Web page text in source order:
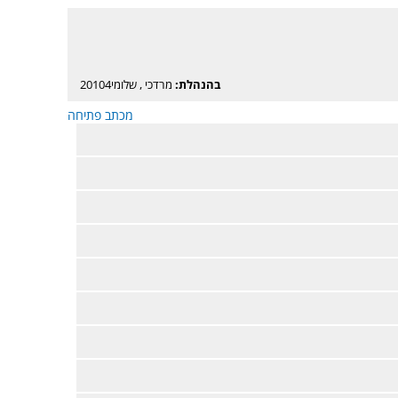
בהנהלת: מרדכי ,שלומי20104
מכתב פתיחה